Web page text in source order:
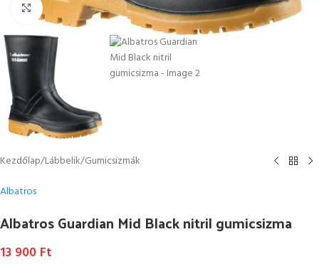
Kattintson a nagyításhoz
Kezdőlap/Lábbelik/Gumicsizmák
Albatros
Albatros Guardian Mid Black nitril gumicsizma
13 900 Ft